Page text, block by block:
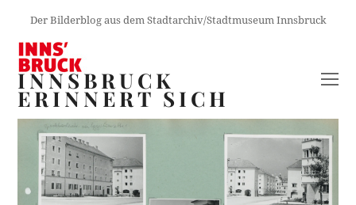
Der Bilderblog aus dem Stadtarchiv/Stadtmuseum Innsbruck
INNSBRUCK
ERINNERT SICH